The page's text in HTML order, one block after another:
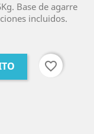
Base de agarre
incluidos.
favorite_border